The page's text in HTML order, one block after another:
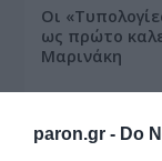
paron.gr - Do
Οι
ως πρώτο
Μαρινάκη